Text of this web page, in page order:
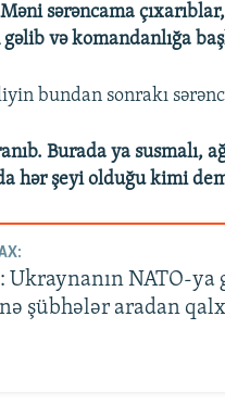
sərəncama
və komandanlığa
bundan sonrakı
Burada ya susmalı,
hər şeyi olduğu kimi
Ukraynanın NATO-ya
şübhələr aradan